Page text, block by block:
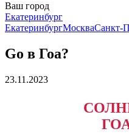
Ваш город
Екатеринбург
ЕкатеринбургМоскваСанкт-
Go в Гоа?
23.11.2023